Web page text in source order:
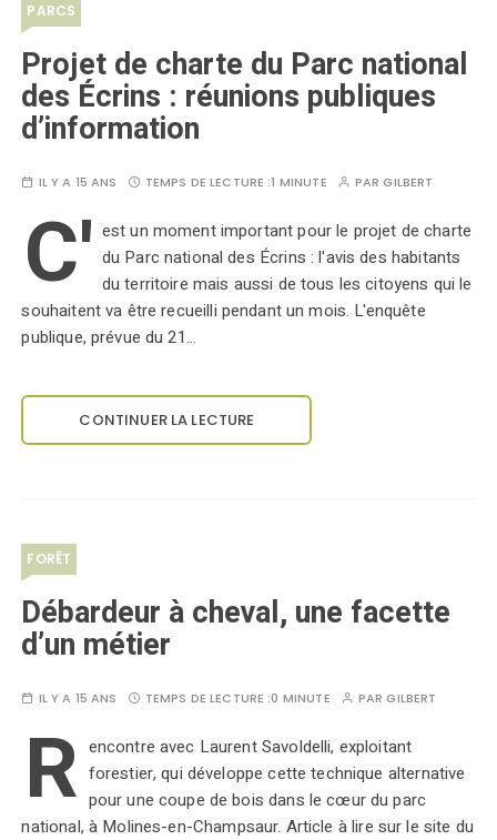
PARCS
Projet de charte du Parc national
des Écrins : réunions publiques
d’information
IL Y A 15 ANS TEMPS DE LECTURE :1 MINUTE PARGILBERT
C' est un moment important pour le projet de charte
du Parc national des Écrins : l'avis des habitants
du territoire mais aussi de tous les citoyens qui le
souhaitent va être recueilli pendant un mois. L'enquête
publique, prévue du 21…
CONTINUER LA LECTURE
FORÊT
Débardeur à cheval, une facette
d’un métier
IL Y A 15 ANS TEMPS DE LECTURE :0 MINUTE PARGILBERT
R encontre avec Laurent Savoldelli, exploitant
forestier, qui développe cette technique alternative
pour une coupe de bois dans le cœur du parc
national, à Molines-en-Champsaur. Article à lire sur le site du